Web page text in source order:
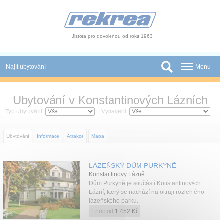
Jistota pro dovolenou od roku 1963
Najít ubytování
Slevy a Last Minute
Novinky
Atrakce
O nás
Menu
Ubytování v Konstantinových Lázních
Typ ubytování: Vybavení:
Ubytování Informace Atrakce Mapa
LÁZEŇSKÝ DŮM PURKYNĚ
Konstantinovy Lázně
Dům Purkyně je součástí Konstantinových
Lázní, který se nachází na okraji rozlehlého
lázeňského parku.
1 noc od 1 452 Kč